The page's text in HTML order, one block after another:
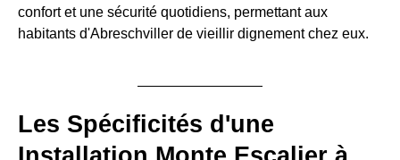
confort et une sécurité quotidiens, permettant aux
habitants d'Abreschviller de vieillir dignement chez eux.
Les Spécificités d'une